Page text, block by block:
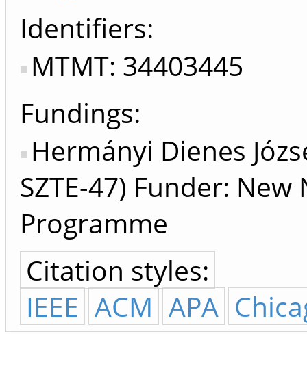
Identifiers
MTMT: 34403445
Fundings:
Hermányi Dienes
SZTE-47) Funder:
Programme
Citation styles:
IEEE ACM APA